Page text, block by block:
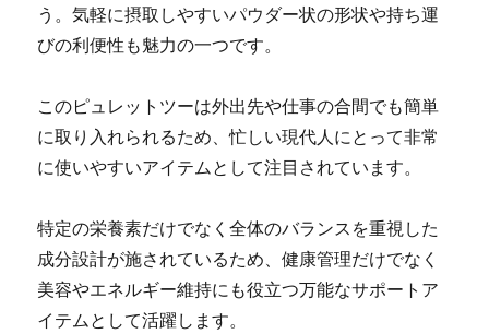
う。気軽に摂取しやすいパウダー状の形状や持ち運
びの利便性も魅力の一つです。
このピュレットツーは外出先や仕事の合間でも簡単
に取り入れられるため、忙しい現代人にとって非常
に使いやすいアイテムとして注目されています。
特定の栄養素だけでなく全体のバランスを重視した
成分設計が施されているため、健康管理だけでなく
美容やエネルギー維持にも役立つ万能なサポートア
イテムとして活躍します。